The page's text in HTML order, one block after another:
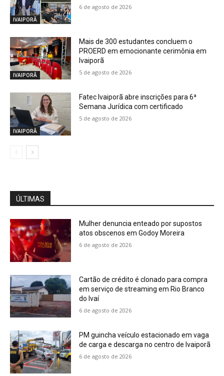
IVAIPORÃ
6 de agosto de 2026
IVAIPORÃ
Mais de 300 estudantes concluem o
PROERD em emocionante cerimônia em
Ivaiporã
5 de agosto de 2026
IVAIPORÃ
Fatec Ivaiporã abre inscrições para 6ª
Semana Jurídica com certificado
5 de agosto de 2026
ÚLTIMAS
Mulher denuncia enteado por supostos
atos obscenos em Godoy Moreira
6 de agosto de 2026
Cartão de crédito é clonado para compra
em serviço de streaming em Rio Branco
do Ivaí
6 de agosto de 2026
PM guincha veículo estacionado em vaga
de carga e descarga no centro de Ivaiporã
6 de agosto de 2026